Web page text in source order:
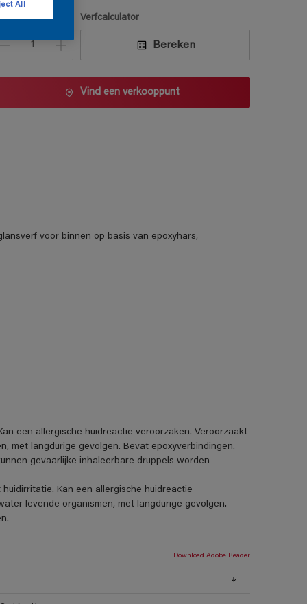
Verfcalculator
Bereken
Vind een verkooppunt
voor binnen op basis van epoxyhars,
een allergische huidreactie veroorzaken. Veroorzaakt
met langdurige gevolgen. Bevat epoxyverbindingen.
gevaarlijke inhaleerbare druppels worden
Kan een allergische huidreactie
levende organismen, met langdurige gevolgen.
Download Adobe Reader
All